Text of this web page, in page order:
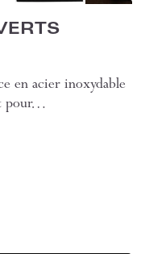
en acier inoxydable
pour…